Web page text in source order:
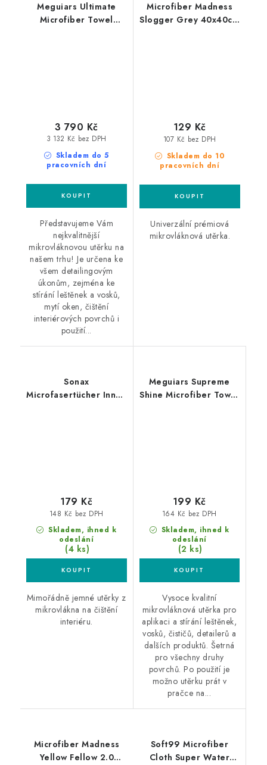
Meguiars Ultimate
Microfiber Towel
Skladem do 5
pracovních dní
3 132 Kč bez DPH
3 790 Kč
Představujeme Vám
nejkvalitnější
mikrovláknovou utěrku na
našem trhu! Je určena ke
všem detailingovým
úkonům, zejména ke
stírání leštěnek a vosků,
mytí oken, čištění
interiérových povrchů i
použití...
Microfiber Madness
Slogger Grey 40x40cm
Skladem do 10
pracovních dní
107 Kč bez DPH
129 Kč
Univerzální prémiová
mikrovláknová utěrka.
Sonax
Microfasertücher Innen
Skladem, ihned k
odeslání
(4 ks)
148 Kč bez DPH
179 Kč
Mimořádně jemné utěrky z
mikrovlákna na čištění
interiéru.
Meguiars Supreme
Shine Microfiber Towel
Skladem, ihned k
odeslání
(2 ks)
164 Kč bez DPH
199 Kč
Vysoce kvalitní
mikrovláknová utěrka pro
aplikaci a stírání leštěnek,
vosků, čističů, detailerů a
dalších produktů. Šetrná
pro všechny druhy
povrchů. Po použití je
možno utěrku prát v
pračce na...
Microfiber Madness
Yellow Fellow 2.0
Soft99 Microfiber
Cloth Super Water